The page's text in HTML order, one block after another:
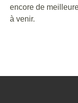
encore de
à venir.